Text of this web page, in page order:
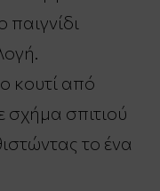
κουτί από
σχήμα σπιτιού
το ένα